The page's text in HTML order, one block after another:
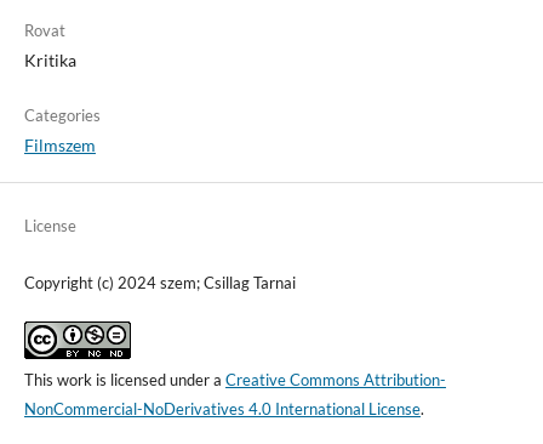
Rovat
Kritika
Categories
Filmszem
License
Copyright (c) 2024 szem; Csillag Tarnai
This work is licensed under a Creative Commons Attribution-
NonCommercial-NoDerivatives 4.0 International License.